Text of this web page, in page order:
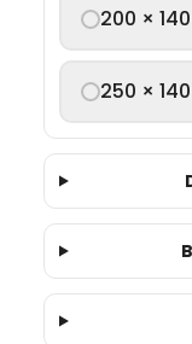
200 ×
250 ×